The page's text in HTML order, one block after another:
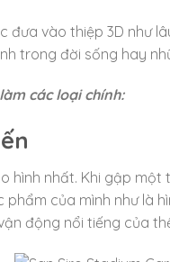
đưa vào thiệp 3D như
trong đời sống hay
các loại chính:
hình nhất. Khi gập
của mình như là
động nổi tiếng của